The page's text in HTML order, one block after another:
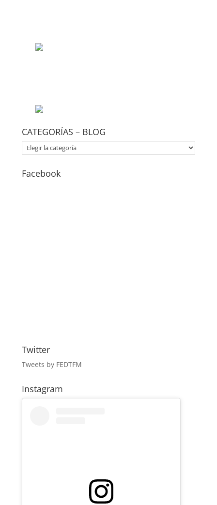
CATEGORÍAS – BLOG
CATEGORÍAS
–
Facebook
Twitter
Tweets by FEDTFM
Instagram